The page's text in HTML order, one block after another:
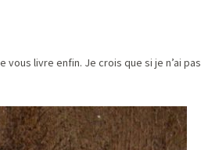
livre enfin. Je crois que si je n’ai pas